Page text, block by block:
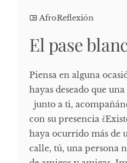
AfroReflexión
El pase
Piensa en alguna
hayas deseado que
junto a ti,
con su presencia
haya ocurrido más de
calle, tú, una persona